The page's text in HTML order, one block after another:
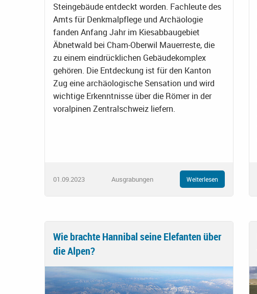
Steingebäude entdeckt worden. Fachleute des
Amts für Denkmalpflege und Archäologie
fanden Anfang Jahr im Kiesabbaugebiet
Äbnetwald bei Cham-Oberwil Mauerreste, die
zu einem eindrücklichen Gebäudekomplex
gehören. Die Entdeckung ist für den Kanton
Zug eine archäologische Sensation und wird
wichtige Erkenntnisse über die Römer in der
voralpinen Zentralschweiz liefern.
01.09.2023 Ausgrabungen Weiterlesen
Wie brachte Hannibal seine Elefanten über
die Alpen?